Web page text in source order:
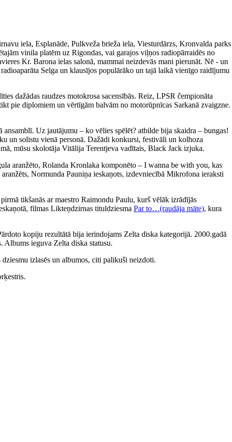
iela, Esplanāde, Pulkveža brieža iela, Viesturdārzs, Kronvalda parks
vinila platēm uz Rigondas, vai garajos viļņos radiopārraidēs no
Kr. Barona ielas salonā, mammai neizdevās mani pierunāt. Nē - un
Selga un klausījos populārāko un tajā laikā vienīgo raidījumu
dažādas raudzes motokrosa sacensībās. Reiz, LPSR čempionāta
pie diplomiem un vērtīgām balvām no motorūpnīcas Sarkanā zvaigzne.
Uz jautājumu – ko vēlies spēlēt? atbilde bija skaidra – bungas!
un solistu vienā personā. Dažādi konkursi, festivāli un kolhoza
mūsu skolotāja Vitālija Terentjeva vadītais, Black Jack izjuka.
aranžēto, Rolanda Kronlaka komponēto – I wanna be with you, kas
Normunda Pauniņa ieskaņots, izdevniecībā Mikrofona ieraksti
tikšanās ar maestro Raimondu Paulu, kurš vēlāk izrādījās
filmas Likteņdzirnas tituldziesma Par to…(raudāja māte), kura
kopiju rezultātā bija ierindojams Zelta diska kategorijā. 2000.gadā
Albums ieguva Zelta diska statusu.
izlasēs un albumos, citi palikuši neizdoti.